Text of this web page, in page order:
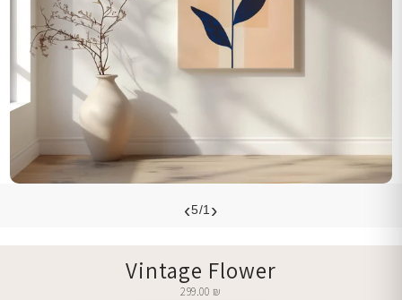
‹
5/1
›
Vintage Flower
299.00 ₪